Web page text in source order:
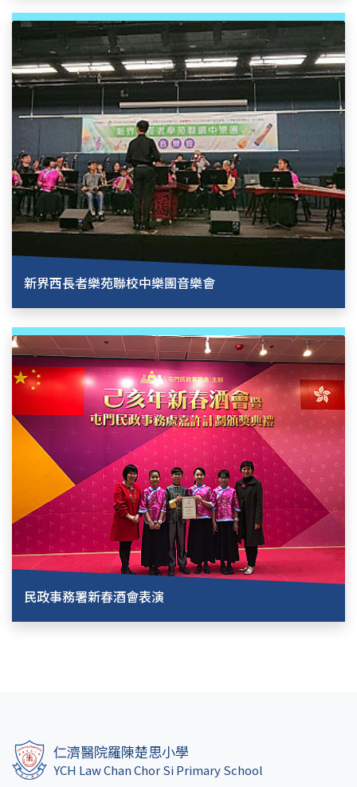
新界西長者樂苑聯校中樂團音樂會
民政事務署新春酒會表演
仁濟醫院羅陳楚思小學
YCH Law Chan Chor Si Primary School